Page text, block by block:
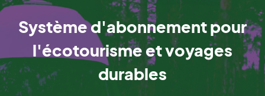
Système d'abonnement pour
l'écotourisme et voyages
durables